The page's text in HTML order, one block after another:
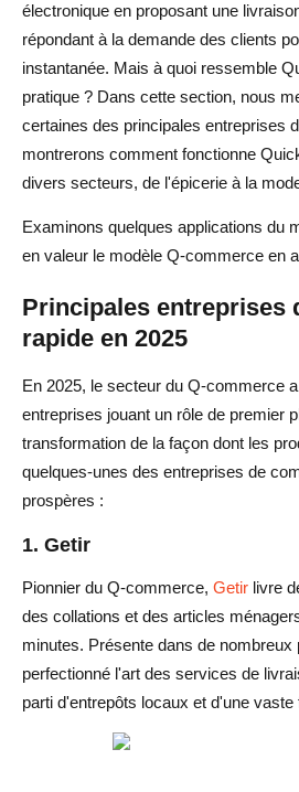
électronique en proposant une
répondant à la demande des clients
instantanée. Mais à quoi ressemble
pratique ? Dans cette section, nous
certaines des principales entreprises
montrerons comment fonctionne
divers secteurs, de l'épicerie à la
Examinons quelques applications du
en valeur le modèle Q-commerce en
Principales entreprises
rapide en 2025
En 2025, le secteur du Q-commerce
entreprises jouant un rôle de premier
transformation de la façon dont les
quelques-unes des entreprises de
prospères :
1. Getir
Pionnier du Q-commerce, Getir livre
des collations et des articles
minutes. Présente dans de
perfectionné l'art des services de
parti d'entrepôts locaux et d'une